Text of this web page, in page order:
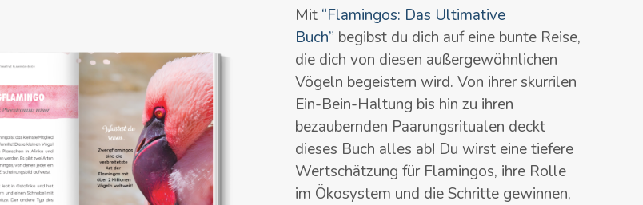
Mit “Flamingos: Das Ultimative
Buch” begibst du dich auf eine bunte Reise,
die dich von diesen außergewöhnlichen
Vögeln begeistern wird. Von ihrer skurrilen
Ein-Bein-Haltung bis hin zu ihren
bezaubernden Paarungsritualen deckt
dieses Buch alles ab! Du wirst eine tiefere
Wertschätzung für Flamingos, ihre Rolle
im Ökosystem und die Schritte gewinnen,